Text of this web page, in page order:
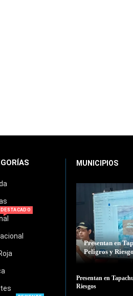
DESTACADO
MUNICIPIOS
Presentan en
Peligros y
Presentan en
Riesgos